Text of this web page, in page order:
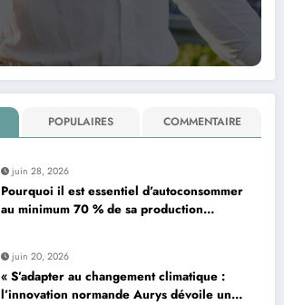
POPULAIRES COMMENTAIRE
juin 28, 2026
Pourquoi il est essentiel d’autoconsommer
au minimum 70 % de sa production
juin 20, 2026
« S’adapter au changement climatique :
l’innovation normande Aurys dévoile un